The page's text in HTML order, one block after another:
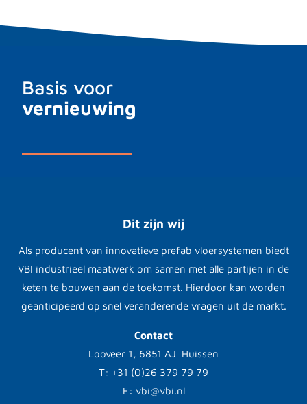
Basis voor
vernieuwing
Dit zijn wij
Als producent van innovatieve prefab vloersystemen biedt
VBI industrieel maatwerk om samen met alle partijen in de
keten te bouwen aan de toekomst. Hierdoor kan worden
geanticipeerd op snel veranderende vragen uit de markt.
Contact
Looveer 1, 6851 AJ Huissen
T: +31 (0)26 379 79 79
E: vbi@vbi.nl